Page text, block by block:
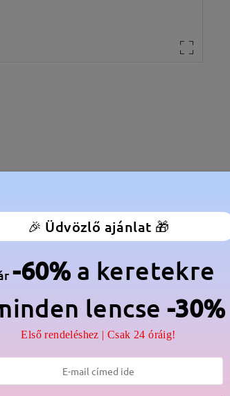
Anyag: Tr
🎉 Üdvözlő ajánlat 🎁
-60% a keretekre
lencse -30%
Első rendeléshez | Csak 24 óráig!